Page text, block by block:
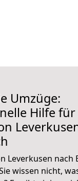
Umzüge:
Hilfe
Leverkusen nach
wissen nicht,